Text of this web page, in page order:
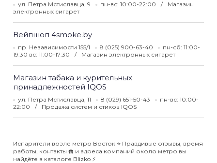
ул. Петра Мстиславца, 9 пн-вс: 10:00-22:00
Магазин
электронных сигарет
Вейпшоп 4smoke.by
пр. Независимости 155/1 8 (025) 900-63-40
пн-сб: 11:00-
19:30 вс: 11:00-17:30
Магазин электронных сигарет
Магазин табака и курительных
принадлежностей IQOS
ул. Петра Мстиславца, 11 8 (029) 651-50-43
пн-вс: 10:00-
22:00
Продажа систем и стиков IQOS
Испарители возле метро Восток ⭐️ Правдивые отзывы, время
работы, контакты ☎️ и адреса компаний около метро вы
найдёте в каталоге Blizko ⚡️